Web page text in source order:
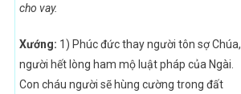
cho vay.
Xướng: 1) Phúc đức thay người tôn sợ Chúa,
người hết lòng ham mộ luật pháp của Ngài.
Con cháu người sẽ hùng cường trong đất